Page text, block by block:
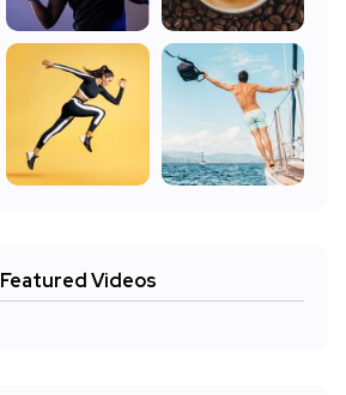
Featured Videos